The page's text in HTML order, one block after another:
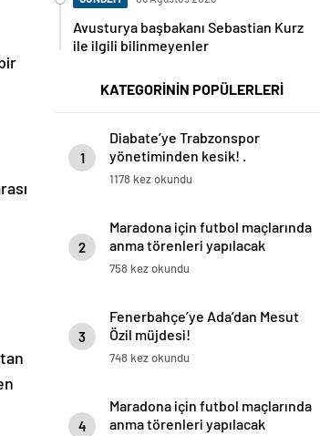
Avusturya başbakanı Sebastian Kurz
ile ilgili bilinmeyenler
KATEGORİNİN POPÜLERLERİ
1
Diabate’ye Trabzonspor
yönetiminden kesik! .
1178 kez okundu
2
Maradona için futbol maçlarında
anma törenleri yapılacak
758 kez okundu
3
Fenerbahçe’ye Ada’dan Mesut
Özil müjdesi!
748 kez okundu
4
Maradona için futbol maçlarında
anma törenleri yapılacak